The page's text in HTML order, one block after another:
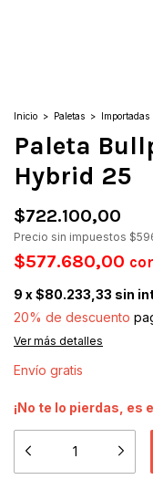
Inicio > Paletas > Importadas
Paleta
Hybrid 25
$722.100,00
Precio sin impuestos
$577.680,00
9 x$80.233,33 sin
20% de descuento
Ver más detalles
Envío gratis
¡No te lo pierdas, es